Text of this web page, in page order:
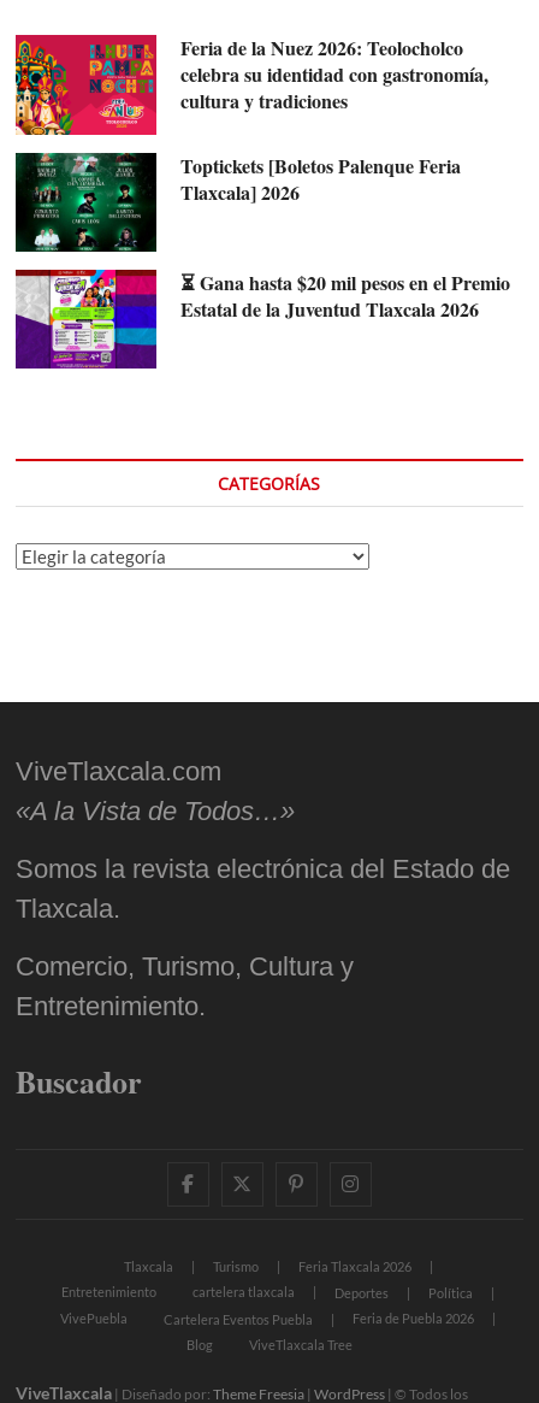
Feria de la Nuez 2026: Teolocholco
celebra su identidad con gastronomía,
cultura y tradiciones
Toptickets [Boletos Palenque Feria
Tlaxcala] 2026
⏳ Gana hasta $20 mil pesos en el Premio
Estatal de la Juventud Tlaxcala 2026
CATEGORÍAS
Categorías
ViveTlaxcala.com
«A la Vista de Todos…»
Somos la revista electrónica del Estado de
Tlaxcala.
Comercio, Turismo, Cultura y
Entretenimiento.
Buscador
facebooktwitter
pinterestinstagram
Tlaxcala Turismo
Feria Tlaxcala 2026
Entretenimiento
cartelera tlaxcala Deportes
Política
VivePuebla
Cartelera Eventos Puebla
Feria de Puebla 2026
Blog
ViveTlaxcala Tree
ViveTlaxcala | Diseñado por:Theme Freesia |WordPress | © Todos los